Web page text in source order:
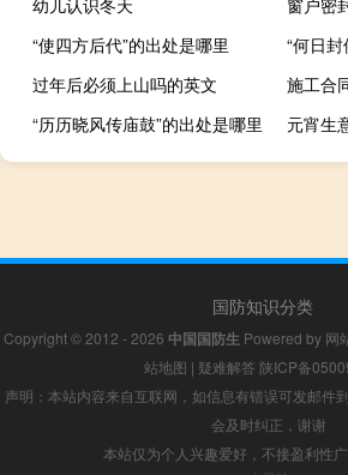
“使四方后代”的出处是哪里
“何日
过年后必须上山吗的英文
“历历晓风传庙鼓”的出处是哪里
元宵生
国防知识分类
Copyright © 2012 - 2026 中国国防生 Powered by 网
站地图 | 疑难解答 陕ICP备
声明：本站内容来自互联网，如信息有错误可发邮件
会及时纠正，谢谢
本站仅为个人兴趣爱好，不接盈利性